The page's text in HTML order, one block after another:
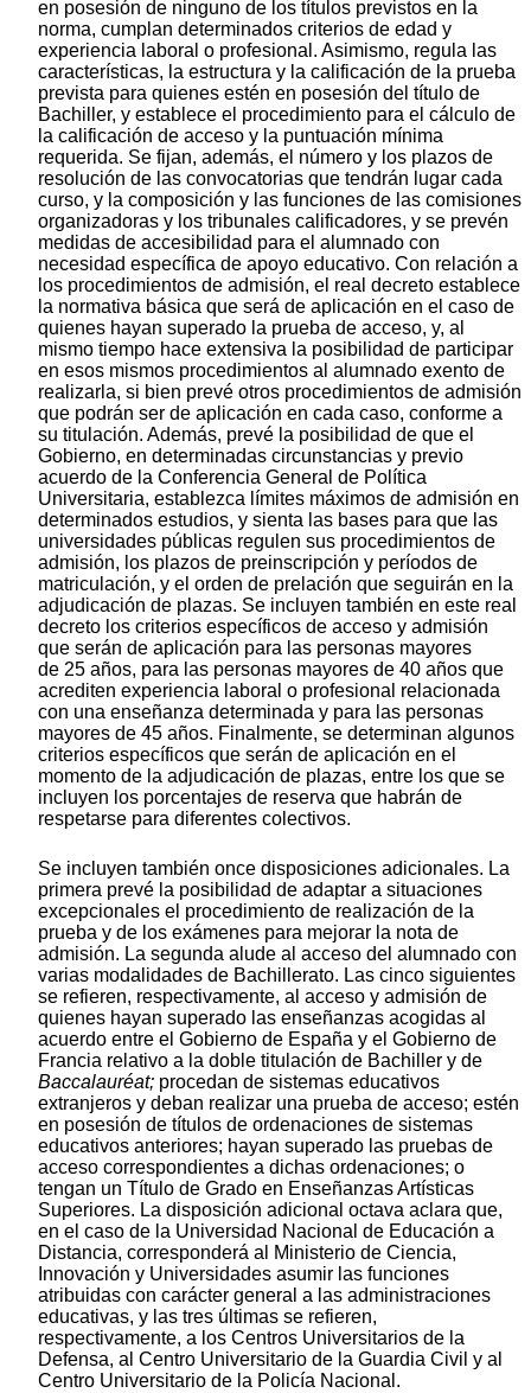
en posesión de ninguno de los títulos previstos en la
norma, cumplan determinados criterios de edad y
experiencia laboral o profesional. Asimismo, regula las
características, la estructura y la calificación de la prueba
prevista para quienes estén en posesión del título de
Bachiller, y establece el procedimiento para el cálculo de
la calificación de acceso y la puntuación mínima
requerida. Se fijan, además, el número y los plazos de
resolución de las convocatorias que tendrán lugar cada
curso, y la composición y las funciones de las comisiones
organizadoras y los tribunales calificadores, y se prevén
medidas de accesibilidad para el alumnado con
necesidad específica de apoyo educativo. Con relación a
los procedimientos de admisión, el real decreto establece
la normativa básica que será de aplicación en el caso de
quienes hayan superado la prueba de acceso, y, al
mismo tiempo hace extensiva la posibilidad de participar
en esos mismos procedimientos al alumnado exento de
realizarla, si bien prevé otros procedimientos de admisión
que podrán ser de aplicación en cada caso, conforme a
su titulación. Además, prevé la posibilidad de que el
Gobierno, en determinadas circunstancias y previo
acuerdo de la Conferencia General de Política
Universitaria, establezca límites máximos de admisión en
determinados estudios, y sienta las bases para que las
universidades públicas regulen sus procedimientos de
admisión, los plazos de preinscripción y períodos de
matriculación, y el orden de prelación que seguirán en la
adjudicación de plazas. Se incluyen también en este real
decreto los criterios específicos de acceso y admisión
que serán de aplicación para las personas mayores
de 25 años, para las personas mayores de 40 años que
acrediten experiencia laboral o profesional relacionada
con una enseñanza determinada y para las personas
mayores de 45 años. Finalmente, se determinan algunos
criterios específicos que serán de aplicación en el
momento de la adjudicación de plazas, entre los que se
incluyen los porcentajes de reserva que habrán de
respetarse para diferentes colectivos.
Se incluyen también once disposiciones adicionales. La
primera prevé la posibilidad de adaptar a situaciones
excepcionales el procedimiento de realización de la
prueba y de los exámenes para mejorar la nota de
admisión. La segunda alude al acceso del alumnado con
varias modalidades de Bachillerato. Las cinco siguientes
se refieren, respectivamente, al acceso y admisión de
quienes hayan superado las enseñanzas acogidas al
acuerdo entre el Gobierno de España y el Gobierno de
Francia relativo a la doble titulación de Bachiller y de
Baccalauréat; procedan de sistemas educativos
extranjeros y deban realizar una prueba de acceso; estén
en posesión de títulos de ordenaciones de sistemas
educativos anteriores; hayan superado las pruebas de
acceso correspondientes a dichas ordenaciones; o
tengan un Título de Grado en Enseñanzas Artísticas
Superiores. La disposición adicional octava aclara que,
en el caso de la Universidad Nacional de Educación a
Distancia, corresponderá al Ministerio de Ciencia,
Innovación y Universidades asumir las funciones
atribuidas con carácter general a las administraciones
educativas, y las tres últimas se refieren,
respectivamente, a los Centros Universitarios de la
Defensa, al Centro Universitario de la Guardia Civil y al
Centro Universitario de la Policía Nacional.